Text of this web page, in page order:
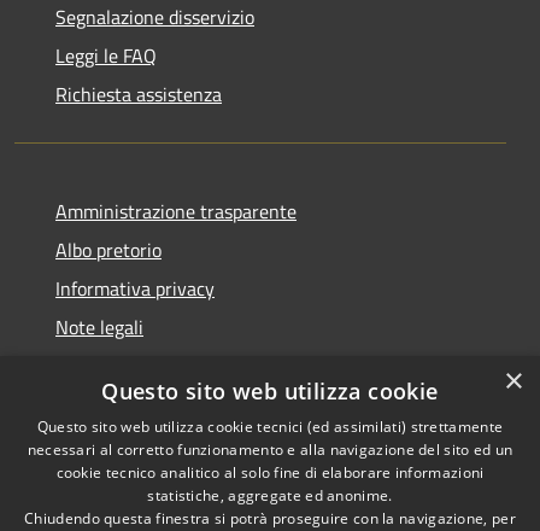
Segnalazione disservizio
Leggi le FAQ
Richiesta assistenza
Amministrazione trasparente
Albo pretorio
Informativa privacy
Note legali
Piano di miglioramento del sito
Copyright © 2026 • Comune di
×
Questo sito web utilizza cookie
Questo sito web utilizza cookie tecnici (ed assimilati) strettamente
necessari al corretto funzionamento e alla navigazione del sito ed un
cookie tecnico analitico al solo fine di elaborare informazioni
statistiche, aggregate ed anonime.
Chiudendo questa finestra si potrà proseguire con la navigazione, per